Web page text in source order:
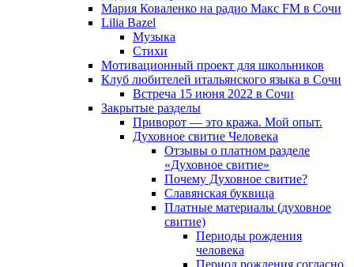
Мария Коваленко на радио Maкс FM в Сочи
Lilia Bazel
Музыка
Cтихи
Мотивационный проект для школьников
Клуб любителей итальянского языка в Сочи
Встреча 15 июня 2022 в Сочи
Закрытые разделы
Приворот — это кража. Мой опыт.
Духовное свитие Человека
Отзывы о платном разделе
«Духовное свитие»
Почему Духовное свитие?
Славянская буквица
Платные материалы (духовное
свитие)
Периоды рождения
человека
Период рождения согласно